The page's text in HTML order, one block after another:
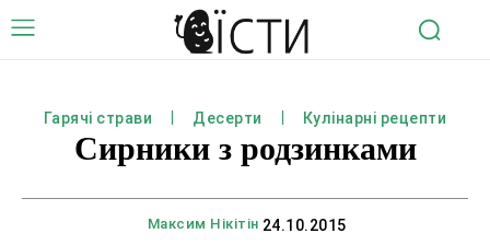
Гарячі страви Десерти Кулінарні рецепти
Сирники з родзинками
Максим Нікітін 24.10.2015